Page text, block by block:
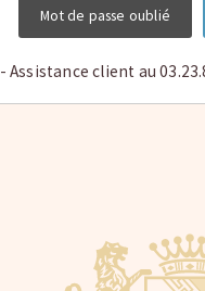
Mot de passe oublié
- Assistance client au